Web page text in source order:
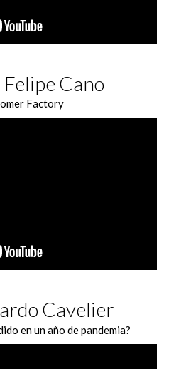
Cano
Factory
Cavelier
en un año de pandemia?